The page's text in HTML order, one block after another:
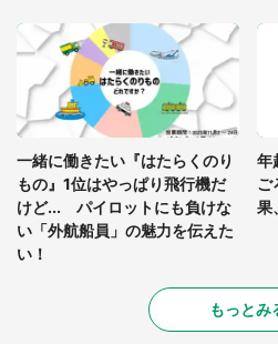
一緒に働きたい『はたらくのり
もの』1位はやっぱり飛行機だ
けど... パイロットにも負けな
い「外航船員」の魅力を伝えた
い！
年
ご
果
もっとみ